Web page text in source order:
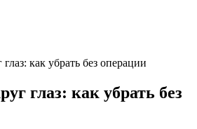
как убрать без операции
глаз: как убрать без